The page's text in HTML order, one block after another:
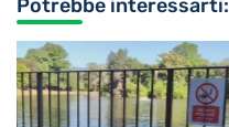
Potrebbe interessarti: